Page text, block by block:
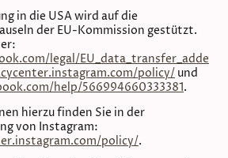
in die USA wird auf die
der EU-Kommission gestützt.
legal/EU_data_transfer_adde
policy/ und
help/566994660333381.
hierzu finden Sie in der
von Instagram:
policy/.